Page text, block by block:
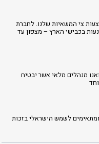
צי המשאיות שלנו. לחברת
משאיות הנעות בכבישי הארץ – מצפון עד
מנהלים מלאי אשר יבטיח
לשמש הישראלי בזכות